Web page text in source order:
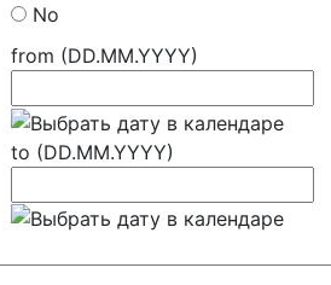
No
from (DD.MM.YYYY)
to (DD.MM.YYYY)